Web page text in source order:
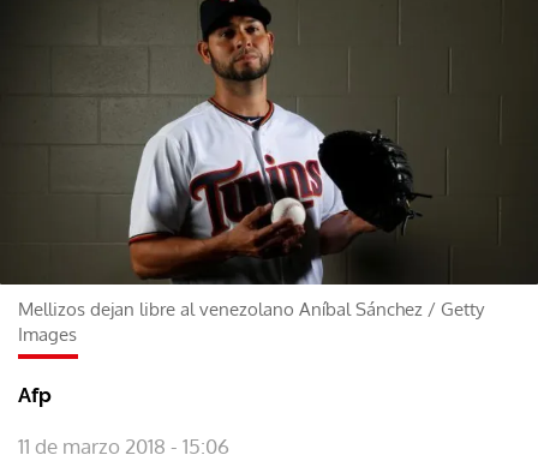
Mellizos dejan libre al venezolano Aníbal Sánchez / Getty
Images
Afp
11 de marzo 2018 - 15:06